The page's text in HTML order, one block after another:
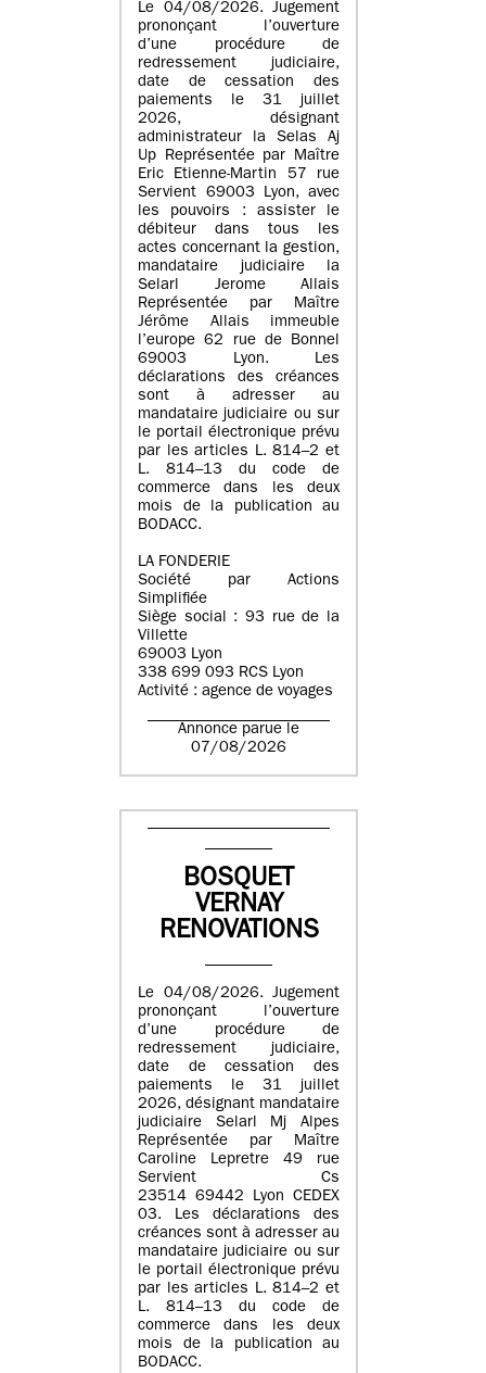
Le 04/08/2026. Jugement
prononçant l’ouverture
d’une procédure de
redressement judiciaire,
date de cessation des
paiements le 31 juillet
2026, désignant
administrateur la Selas Aj
Up Représentée par Maître
Eric Etienne-Martin 57 rue
Servient 69003 Lyon, avec
les pouvoirs : assister le
débiteur dans tous les
actes concernant la gestion,
mandataire judiciaire la
Selarl Jerome Allais
Représentée par Maître
Jérôme Allais immeuble
l’europe 62 rue de Bonnel
69003 Lyon. Les
déclarations des créances
sont à adresser au
mandataire judiciaire ou sur
le portail électronique prévu
par les articles L. 814–2 et
L. 814–13 du code de
commerce dans les deux
mois de la publication au
BODACC.
LA FONDERIE
Société par Actions
Simplifiée
Siège social : 93 rue de la
Villette
69003 Lyon
338 699 093 RCS Lyon
Activité : agence de voyages
Annonce parue le
07/08/2026
BOSQUET
VERNAY
RENOVATIONS
Le 04/08/2026. Jugement
prononçant l’ouverture
d’une procédure de
redressement judiciaire,
date de cessation des
paiements le 31 juillet
2026, désignant mandataire
judiciaire Selarl Mj Alpes
Représentée par Maître
Caroline Lepretre 49 rue
Servient Cs
23514 69442 Lyon CEDEX
03. Les déclarations des
créances sont à adresser au
mandataire judiciaire ou sur
le portail électronique prévu
par les articles L. 814–2 et
L. 814–13 du code de
commerce dans les deux
mois de la publication au
BODACC.